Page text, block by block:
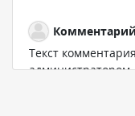
Текст
администратором.